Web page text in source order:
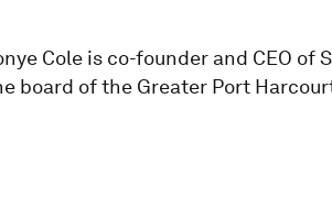
Cole is co-founder and CEO of
board of the Greater Port